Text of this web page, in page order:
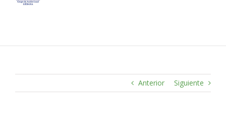
Anterior Siguiente